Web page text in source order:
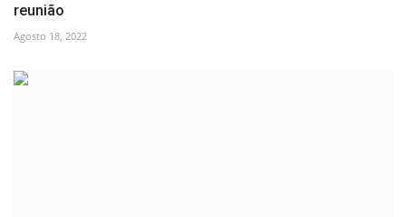
reunião
Agosto 18, 2022